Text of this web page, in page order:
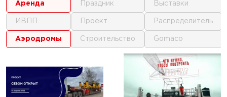
1
1
аренда
ИВПП
аэродромы
праздник
проект
строительство
выставки
распределитель
gomaco